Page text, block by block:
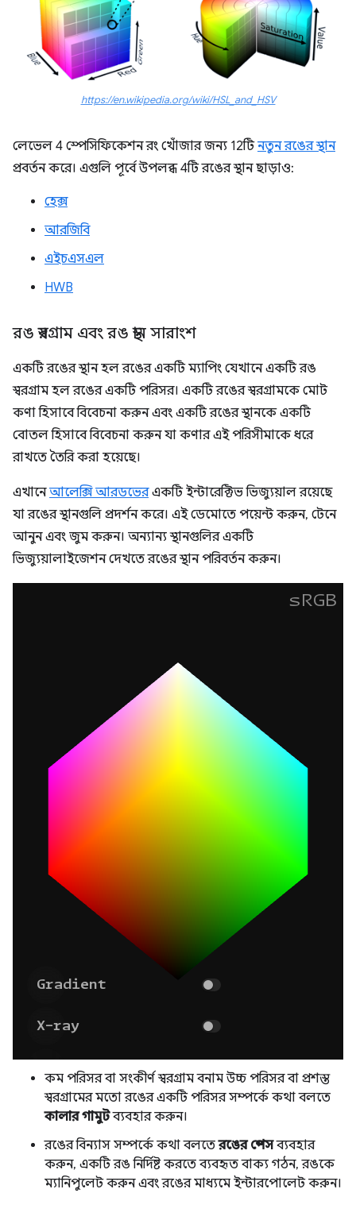
https://en.wikipedia.org/wiki/HSL_and_HSV
লেভেল 4 স্পেসিফিকেশন রং খোঁজার জন্য 12টিনতুন রঙের স্থান
প্রবর্তন করে। এগুলি পূর্বে উপলব্ধ 4টি রঙের স্থান ছাড়াও:
হেক্স
আরজিবি
এইচএসএল
HWB
রঙ স্বরগ্রাম এবং রঙ স্থান সারাংশ
একটি রঙের স্থান হল রঙের একটি ম্যাপিং যেখানে একটি রঙ
স্বরগ্রাম হল রঙের একটি পরিসর। একটি রঙের স্বরগ্রামকে মোট
কণা হিসাবে বিবেচনা করুন এবং একটি রঙের স্থানকে একটি
বোতল হিসাবে বিবেচনা করুন যা কণার এই পরিসীমাকে ধরে
রাখতে তৈরি করা হয়েছে।
এখানেআলেক্সি আরডভেরএকটি ইন্টারেক্টিভ ভিজ্যুয়াল রয়েছে
যা রঙের স্থানগুলি প্রদর্শন করে। এই ডেমোতে পয়েন্ট করুন, টেনে
আনুন এবং জুম করুন। অন্যান্য স্থানগুলির একটি
ভিজ্যুয়ালাইজেশন দেখতে রঙের স্থান পরিবর্তন করুন।
কম পরিসর বা সংকীর্ণ স্বরগ্রাম বনাম উচ্চ পরিসর বা প্রশস্ত
স্বরগ্রামের মতো রঙের একটি পরিসর সম্পর্কে কথা বলতে
কালার গামুটব্যবহার করুন।
রঙের বিন্যাস সম্পর্কে কথা বলতেরঙের স্পেসব্যবহার
করুন, একটি রঙ নির্দিষ্ট করতে ব্যবহৃত বাক্য গঠন, রঙকে
ম্যানিপুলেট করুন এবং রঙের মাধ্যমে ইন্টারপোলেট করুন।